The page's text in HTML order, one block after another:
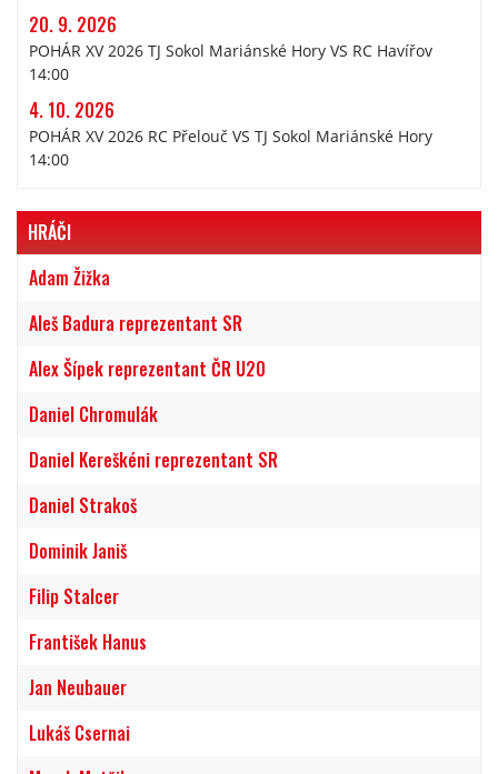
20. 9. 2026
POHÁR XV 2026 TJ Sokol Mariánské Hory VS RC Havířov
14:00
4. 10. 2026
POHÁR XV 2026 RC Přelouč VS TJ Sokol Mariánské Hory
14:00
HRÁČI
Adam Žižka
Aleš Badura reprezentant SR
Alex Šípek reprezentant ČR U20
Daniel Chromulák
Daniel Kereškéni reprezentant SR
Daniel Strakoš
Dominik Janiš
Filip Stalcer
František Hanus
Jan Neubauer
Lukáš Csernai